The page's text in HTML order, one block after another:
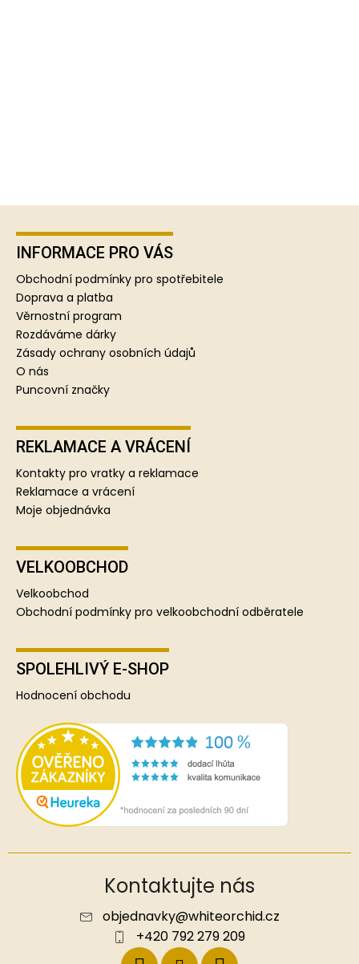
Z
INFORMACE PRO VÁS
Obchodní podmínky pro spotřebitele
Doprava a platba
Věrnostní program
Rozdáváme dárky
Zásady ochrany osobních údajů
O nás
Puncovní značky
REKLAMACE A VRÁCENÍ
Kontakty pro vratky a reklamace
Reklamace a vrácení
Moje objednávka
VELKOOBCHOD
Velkoobchod
Obchodní podmínky pro velkoobchodní odběratele
SPOLEHLIVÝ E-SHOP
Hodnocení obchodu
Kontaktujte nás
objednavky@whiteorchid.cz
+420 792 279 209